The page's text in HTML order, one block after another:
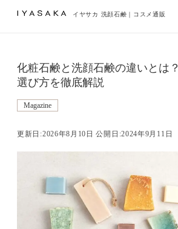
イヤサカ 洗顔石鹸｜コスメ通販
化粧石鹸と洗顔石鹸の違いとは
選び方を徹底解説
Magazine
更新日:2026年8月10日 公開日:2024年9月11日